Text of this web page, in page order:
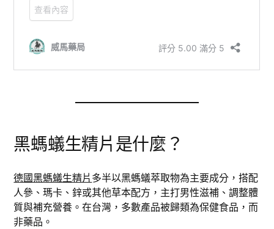
黑螞蟻生精片是什麼？
德國黑螞蟻生精片多半以黑螞蟻萃取物為主要成分，搭配
人參、瑪卡、鋅或其他草本配方，主打男性滋補、調整體
質與補充營養。在台灣，多數產品被歸類為保健食品，而
非藥品。